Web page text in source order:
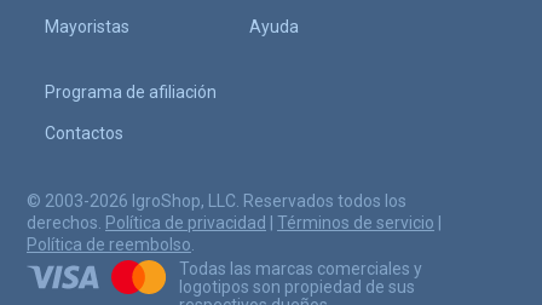
Mayoristas Ayuda
Programa de afiliación
Contactos
© 2003-2026 IgroShop, LLC. Reservados todos los
derechos. Política de privacidad Términos de servicio
Política de reembolso
Todas las marcas comerciales y
logotipos son propiedad de sus